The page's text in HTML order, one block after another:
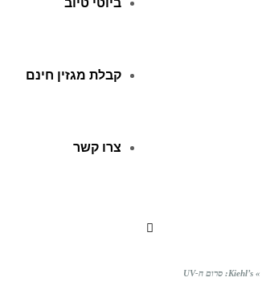
ביוטי טיוב
קבלת מגזין חינם
צרו קשר
» Kiehl’s: סרום ה-UV